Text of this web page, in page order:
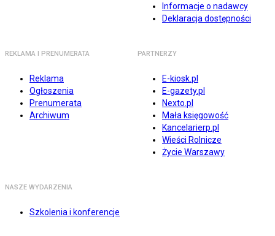
Informacje o nadawcy
Deklaracja dostępności
REKLAMA I PRENUMERATA
Reklama
Ogłoszenia
Prenumerata
Archiwum
PARTNERZY
E-kiosk.pl
E-gazety.pl
Nexto.pl
Mała księgowość
Kancelarierp.pl
Wieści Rolnicze
Życie Warszawy
NASZE WYDARZENIA
Szkolenia i konferencje